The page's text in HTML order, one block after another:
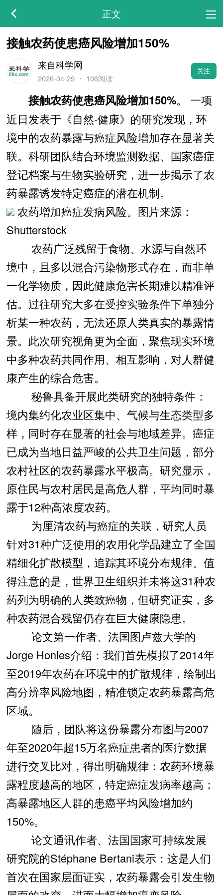
正文
接触农药使患癌风险增加150%
来自科学网
2026-04-29・ 106阅读
关注
接触农药使患癌风险增加150%。 一项
近日发表于《自然-健康》的研究发现，环
境中的农药暴露与癌症风险增加存在显著关
联。科研团队结合环境监测数据、国家癌症
登记档案与生物实验研究，进一步揭示了农
药暴露诱发特定癌症的潜在机制。
农药增加癌症发病风险。图片来源：
Shutterstock
农药广泛残留于食物、水源与自然环
境中，且多以混合污染物形式存在，而非单
一化学物质，因此健康危害长期难以精准评
估。过往研究大多在受控实验条件下单独分
析某一种农药，无法还原人类真实的暴露情
景。此次研究视角更为全面，聚焦现实环境
中多种农药共同作用、相互影响，对人群健
康产生的综合危害。
秘鲁具备开展此类研究的独特条件：
境内集约化农业区集中、气候与生态类型多
样，同时存在显著的社会与地域差异。癌症
已成为当地日益严峻的公共卫生问题，部分
农村社区的农药暴露水平极高。研究显示，
原住民与农村居民是高危人群，平均同时暴
露于12种高浓度农药。
为厘清农药与癌症的关联，研究人员
针对31种广泛使用的农用化学品建立了全国
精细化扩散模型，追踪其环境分布规律。值
得注意的是，世界卫生组织并未将这31种农
药列为明确的人类致癌物，但研究证实，多
种农药混合残留仍存在巨大健康隐患。
论文第一作者、法国图卢兹大学的
Jorge Honles介绍：我们首先模拟了2014年
至2019年农药在环境中的扩散规律，绘制出
高分辨率风险地图，精准锁定农药暴露高危
区域。
随后，团队将这份暴露分布图与2007
年至2020年超15万名癌症患者的医疗数据
进行交叉比对，得出明确规律：农药环境暴
露程度越高的地区，特定癌症发病率越高；
高暴露地区人群的患癌平均风险增加约
150%。
论文通讯作者、法国国家可持续发展
研究院的Stéphane Bertani表示：这是人们
首次在国家层面证实，农药暴露会引发生物